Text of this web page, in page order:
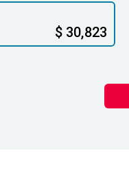
$ 30,823